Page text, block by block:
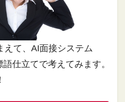
えて、AI面接システム
仕立てで考えてみます。